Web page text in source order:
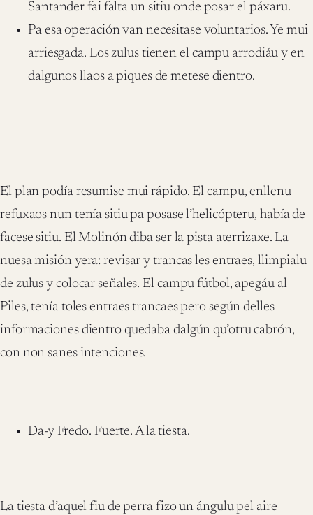
Santander fai falta un sitiu onde posar el páxaru.
Pa esa operación van necesitase voluntarios. Ye mui
arriesgada. Los zulus tienen el campu arrodiáu y en
dalgunos llaos a piques de metese dientro.
El plan podía resumise mui rápido. El campu, enllenu
refuxaos nun tenía sitiu pa posase l’helicópteru, había de
facese sitiu. El Molinón diba ser la pista aterrizaxe. La
nuesa misión yera: revisar y trancas les entraes, llimpialu
de zulus y colocar señales. El campu fútbol, apegáu al
Piles, tenía toles entraes trancaes pero según delles
informaciones dientro quedaba dalgún qu’otru cabrón,
con non sanes intenciones.
Da-y Fredo. Fuerte. A la tiesta.
La tiesta d’aquel fiu de perra fizo un ángulu pel aire